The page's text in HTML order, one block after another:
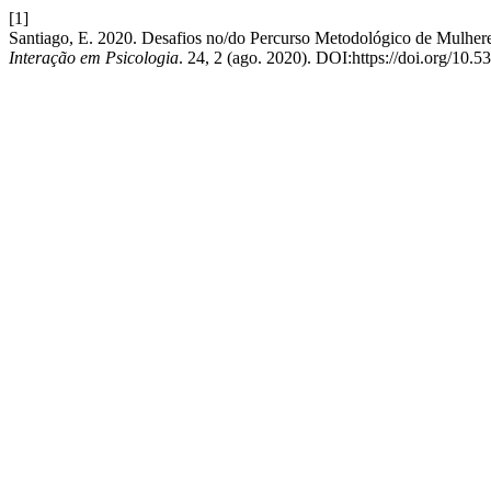
[1]
Santiago, E. 2020. Desafios no/do Percurso Metodológico de
Interação em Psicologia. 24, 2 (ago. 2020). DOI:https://doi.org/